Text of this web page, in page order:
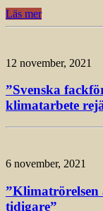
Läs mer
12 november, 2021
”Svenska
klimatarbete
6 november, 2021
”Klimatrörelsen
tidigare”